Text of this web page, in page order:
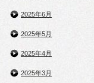
2025年6月
2025年5月
2025年4月
2025年3月